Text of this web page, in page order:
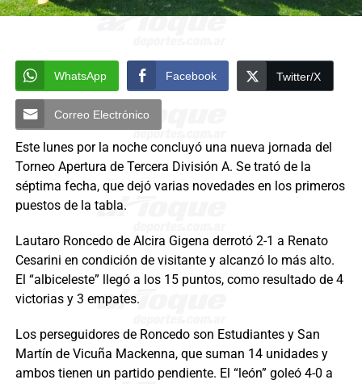
WhatsApp Facebook Twitter/X
Correo Electrónico
Este lunes por la noche concluyó una nueva jornada del
Torneo Apertura de Tercera División A. Se trató de la
séptima fecha, que dejó varias novedades en los primeros
puestos de la tabla.
Lautaro Roncedo de Alcira Gigena derrotó 2-1 a Renato
Cesarini en condición de visitante y alcanzó lo más alto.
El “albiceleste” llegó a los 15 puntos, como resultado de 4
victorias y 3 empates.
Los perseguidores de Roncedo son Estudiantes y San
Martín de Vicuña Mackenna, que suman 14 unidades y
ambos tienen un partido pendiente. El “león” goleó 4-0 a